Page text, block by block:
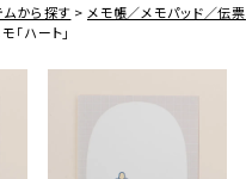
ムから探す
メモ帳／メモパッド／伝票
ハート」